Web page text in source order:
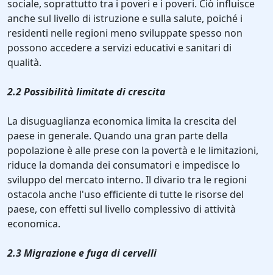
sociale, soprattutto tra i poveri e i poveri. Ciò influisce
anche sul livello di istruzione e sulla salute, poiché i
residenti nelle regioni meno sviluppate spesso non
possono accedere a servizi educativi e sanitari di
qualità.
2.2 Possibilità limitate di crescita
La disuguaglianza economica limita la crescita del
paese in generale. Quando una gran parte della
popolazione è alle prese con la povertà e le limitazioni,
riduce la domanda dei consumatori e impedisce lo
sviluppo del mercato interno. Il divario tra le regioni
ostacola anche l'uso efficiente di tutte le risorse del
paese, con effetti sul livello complessivo di attività
economica.
2.3 Migrazione e fuga di cervelli